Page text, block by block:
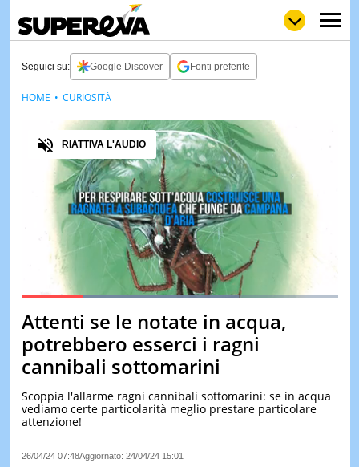
WOW
STORIE
TEST
Seguici su: Google Discover Fonti preferite
PauseUnmute
Loaded:68.86%
Audio
RIATTIVA L'AUDIO
Attenti se le notate in acqua,
potrebbero esserci i ragni
cannibali sottomarini
Scoppia l'allarme ragni cannibali sottomarini: se in acqua
vediamo certe particolarità meglio prestare particolare
attenzione!
26/04/24 07:48Aggiornato: 24/04/24 15:01
HOME CURIOSITÀ